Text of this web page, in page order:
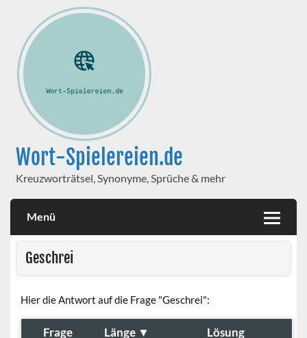
Wort-Spielereien.de
Kreuzworträtsel, Synonyme, Sprüche & mehr
Menü
Geschrei
Hier die Antwort auf die Frage "Geschrei":
Frage Länge ▼ Lösung